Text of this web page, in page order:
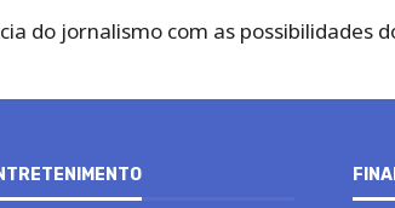
do jornalismo com as